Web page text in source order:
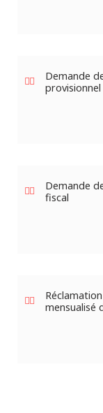
Demande
provisionnel
Demande
fiscal
mensualisé